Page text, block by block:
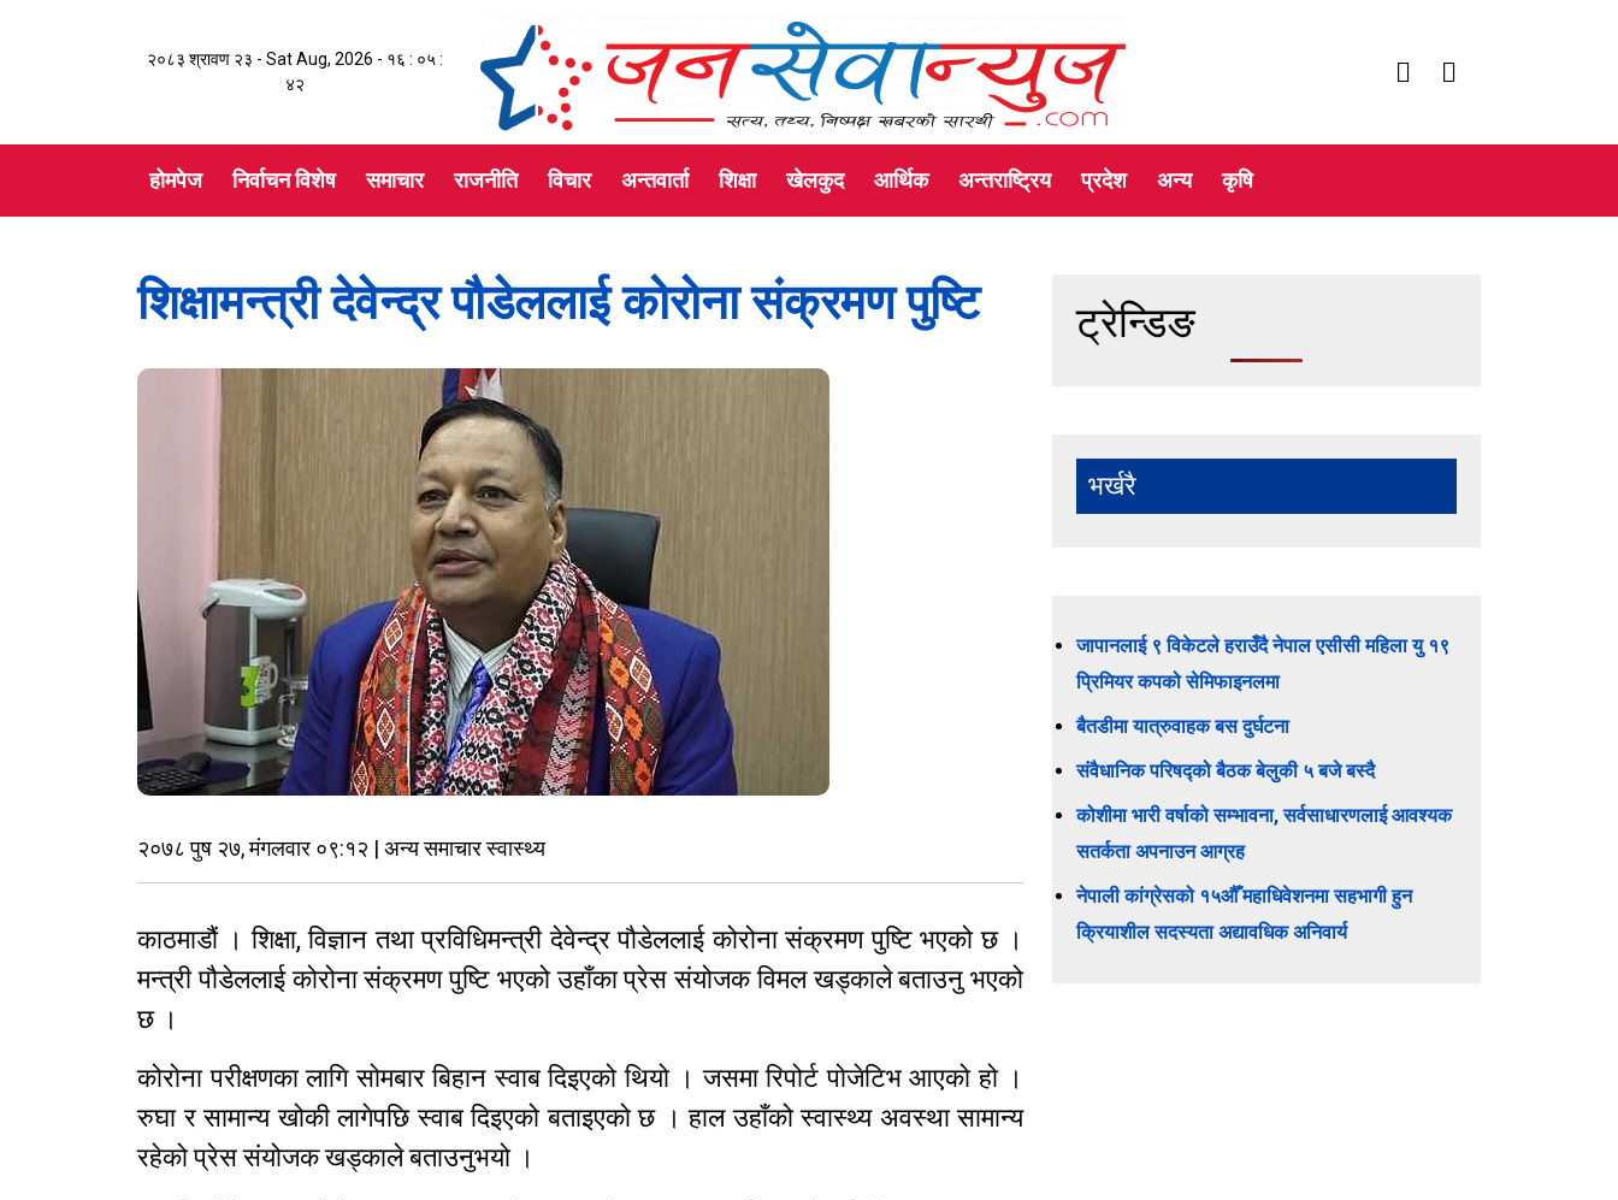
२०८३ श्रावण २३ - Sat Aug, 2026 - १६ : ०५ :
४३
होमपेज निर्वाचन विशेष समाचार राजनीति विचार अन्तवार्ता शिक्षा खेलकुद आर्थिक अन्तराष्ट्रिय प्रदेश अन्य कृषि
शिक्षामन्त्री देवेन्द्र पौडेललाई कोरोना संक्रमण पुष्टि
२०७८ पुष २७, मंगलवार ०९:१२ | अन्य समाचार स्वास्थ्य
काठमाडौं । शिक्षा, विज्ञान तथा प्रविधिमन्त्री देवेन्द्र पौडेललाई कोरोना संक्रमण पुष्टि भएको छ ।
मन्त्री पौडेललाई कोरोना संक्रमण पुष्टि भएको उहाँका प्रेस संयोजक विमल खड्काले बताउनु भएको
छ ।
कोरोना परीक्षणका लागि सोमबार बिहान स्वाब दिइएको थियो । जसमा रिपोर्ट पोजेटिभ आएको हो ।
रुघा र सामान्य खोकी लागेपछि स्वाब दिइएको बताइएको छ । हाल उहाँको स्वास्थ्य अवस्था सामान्य
रहेको प्रेस संयोजक खड्काले बताउनुभयो ।
ट्रेन्डिङ
भर्खरै
जापानलाई ९ विकेटले हराउँदै नेपाल एसीसी महिला यु १९
प्रिमियर कपको सेमिफाइनलमा
बैतडीमा यात्रुवाहक बस दुर्घटना
संवैधानिक परिषद्को बैठक बेलुकी ५ बजे बस्दै
कोशीमा भारी वर्षाको सम्भावना, सर्वसाधारणलाई आवश्यक
सतर्कता अपनाउन आग्रह
नेपाली कांग्रेसको १५औँ महाधिवेशनमा सहभागी हुन
क्रियाशील सदस्यता अद्यावधिक अनिवार्य